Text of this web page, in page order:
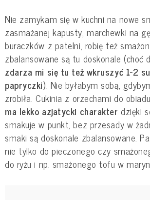
Nie zamykam się w kuchni na nowe
zasmażanej kapusty, marchewki na
buraczków z patelni, robię też
zbalansowane są tu doskonale (choć
zdarza mi się tu też wkruszyć 1-2
papryczki). Nie byłabym sobą,
zrobiła. Cukinia z orzechami do
ma lekko azjatycki charakter dzięki
smakuje w punkt, bez przesady w
smaki są doskonale zbalansowane.
nie tylko do pieczonego czy
do ryżu i np. smażonego tofu w